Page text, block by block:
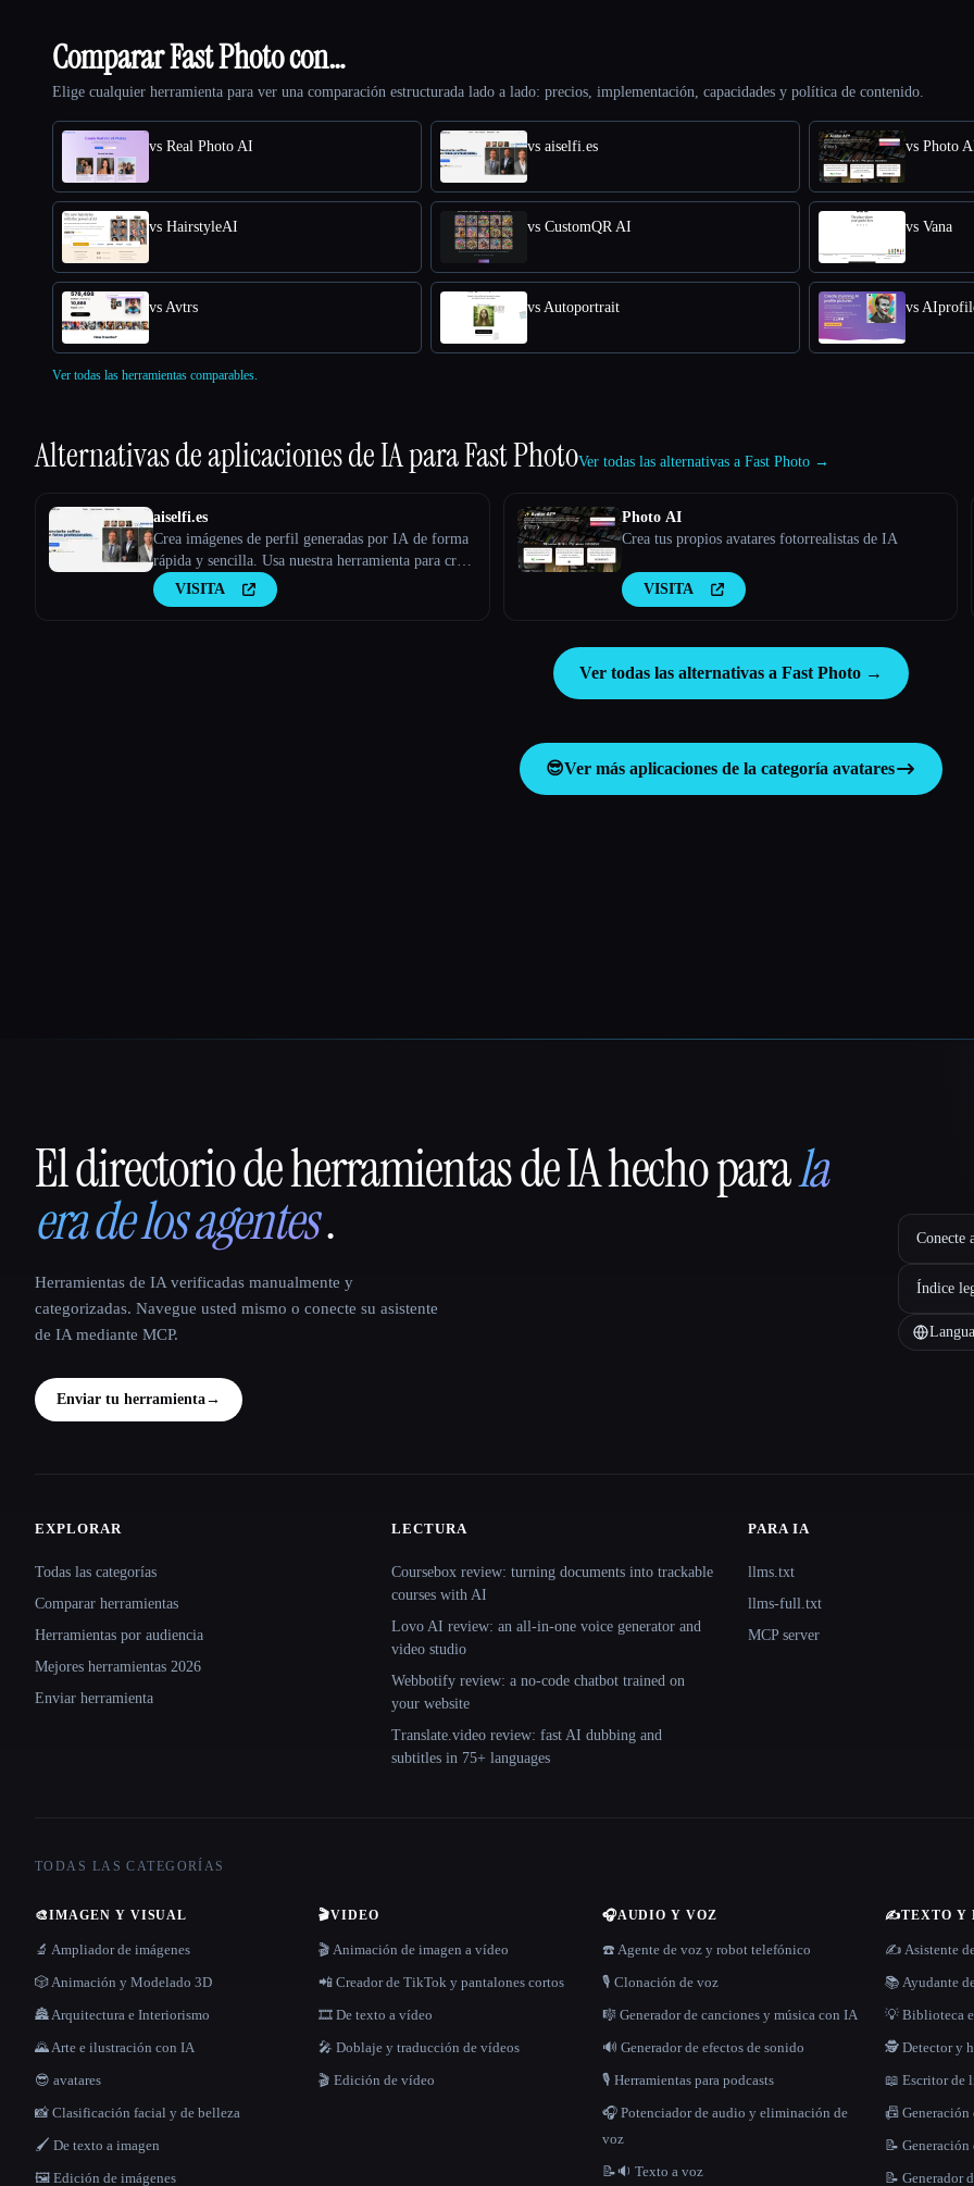
Comparar Fast Photo con…
Elige cualquier herramienta para ver una comparación estructurada lado a lado: precios, implementación, capacidades y política de contenido.
vs Real Photo AI vs aiselfi.es vs Photo
vs HairstyleAI vs CustomQR AI vs Vana
vs Avtrs vs Autoportrait vs
Ver todas las herramientas comparables.
Alternativas de aplicaciones de IA paraFast PhotoVer todas las alternativas a Fast Photo →
aiselfi.es
Crea imágenes de perfil generadas por IA de forma
rápida y sencilla. Usa nuestra herramienta para crear
imágenes de perfil de IA personalizadas y gratuitas
en cuestión de minutos. Pruébalo → aiselfi.es
VISITA
Photo AI
Crea tus propios avatares fotorrealistas de IA
VISITA
Ver todas las alternativas a Fast Photo →
😎Ver más aplicaciones de la categoría avatares
That AI Collection
El directorio de herramientas de IA hecho parala
era de los agentes.
Herramientas de IA verificadas manualmente y
categorizadas. Navegue usted mismo o conecte su asistente
de IA mediante MCP.
Enviar tu herramienta→
Conecte
Índice
Site navigation
EXPLORAR
Todas las categorías
Comparar herramientas
Herramientas por audiencia
Mejores herramientas 2026
Enviar herramienta
LECTURA
Coursebox review: turning documents into trackable
courses with AI
Lovo AI review: an all-in-one voice generator and
video studio
Webbotify review: a no-code chatbot trained on
your website
Translate.video review: fast AI dubbing and
subtitles in 75+ languages
PARA IA
llms.txt
llms-full.txt
MCP server
TODAS LAS CATEGORÍAS
🎨IMAGEN Y VISUAL
🔬 Ampliador de imágenes
🎲 Animación y Modelado 3D
🏯 Arquitectura e Interiorismo
🌄 Arte e ilustración con IA
😎 avatares
📸 Clasificación facial y de belleza
🖌️ De texto a imagen
🖼️ Edición de imágenes
🎬VIDEO
🎬 Animación de imagen a vídeo
📲 Creador de TikTok y pantalones cortos
🎞️ De texto a vídeo
🎤 Doblaje y traducción de vídeos
🎬 Edición de vídeo
🎧AUDIO Y VOZ
☎️ Agente de voz y robot telefónico
🎙️ Clonación de voz
🎼 Generador de canciones y música con IA
🔊 Generador de efectos de sonido
🎙️ Herramientas para podcasts
🎧 Potenciador de audio y eliminación de
voz
📝🔉 Texto a voz
✍️TEXTO Y
✍️ Asistente
📚 Ayudante
💡 Biblioteca
🕵️ Detector y
📖 Escritor de
📠
📝 Generación
📝 Generador